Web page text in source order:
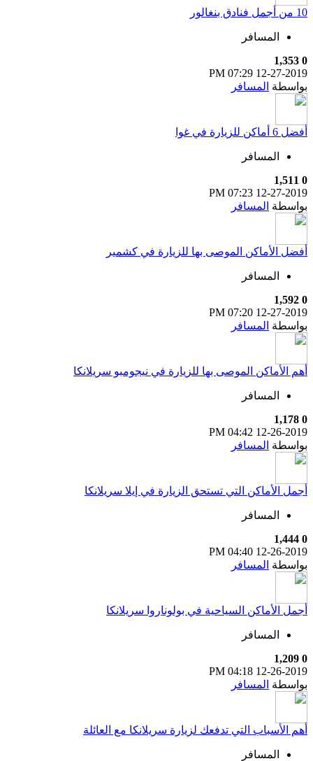
10 من أجمل فنادق بنغالور
المسافر
0
1,353
12-27-2019
07:29 PM
بواسطة المسافر
أفضل 6 أماكن للزيارة في غوا
المسافر
0
1,511
12-27-2019
07:23 PM
بواسطة المسافر
أفضل الأماكن الموصى بها للزيارة في كشمير
المسافر
0
1,592
12-27-2019
07:20 PM
بواسطة المسافر
أهم الأماكن الموصى بها للزيارة في نيجومبو سريلانكا
المسافر
0
1,178
12-26-2019
04:42 PM
بواسطة المسافر
أجمل الأماكن التي تستحق الزيارة في إيلا سريلانكا
المسافر
0
1,444
12-26-2019
04:40 PM
بواسطة المسافر
أجمل الأماكن السياحية في بولوناروا سريلانكا
المسافر
0
1,209
12-26-2019
04:18 PM
بواسطة المسافر
أهم الأسباب التي تدفعك لزيارة سريلانكا مع العائلة
المسافر